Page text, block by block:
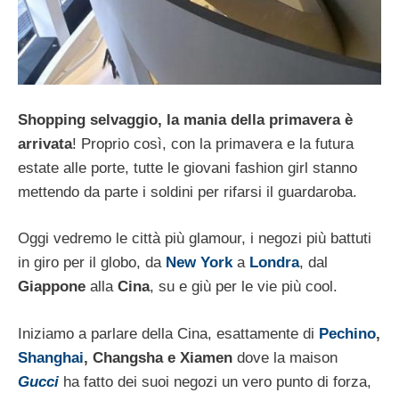
Shopping selvaggio, la mania della primavera è
arrivata! Proprio così, con la primavera e la futura
estate alle porte, tutte le giovani fashion girl stanno
mettendo da parte i soldini per rifarsi il guardaroba.
Oggi vedremo le città più glamour, i negozi più battuti
in giro per il globo, da New Yorka Londra, dal
Giappone alla Cina, su e giù per le vie più cool.
Iniziamo a parlare della Cina, esattamente di Pechino,
Shanghai, Changsha e Xiamen dove la maison
Gucci ha fatto dei suoi negozi un vero punto di forza,